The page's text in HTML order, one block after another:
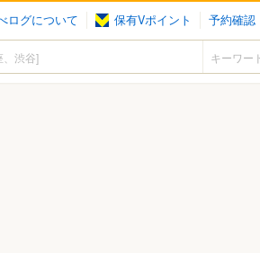
ログについて 保有Vポイント 予約確認